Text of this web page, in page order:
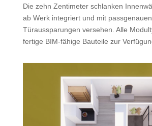
Die zehn Zentimeter schlanken
ab Werk integriert und mit passgenauen
Türaussparungen versehen. Alle
fertige BIM-fähige Bauteile zur